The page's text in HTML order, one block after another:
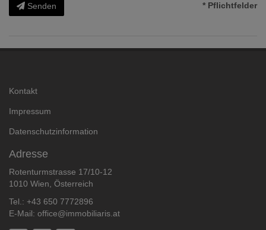
Senden * Pflichtfelder
Kontakt
Impressum
Datenschutzinformation
Adresse
Rotenturmstrasse 17/10-12
1010 Wien, Österreich
Tel.: +43 650 7772896
E-Mail: office@immobiliaris.at